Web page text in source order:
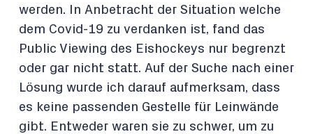
werden. In Anbetracht der Situation welche
dem Covid-19 zu verdanken ist, fand das
Public Viewing des Eishockeys nur begrenzt
oder gar nicht statt. Auf der Suche nach einer
Lösung wurde ich darauf aufmerksam, dass
es keine passenden Gestelle für Leinwände
gibt. Entweder waren sie zu schwer, um zu